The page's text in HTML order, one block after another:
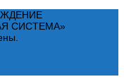
СИСТЕМА»